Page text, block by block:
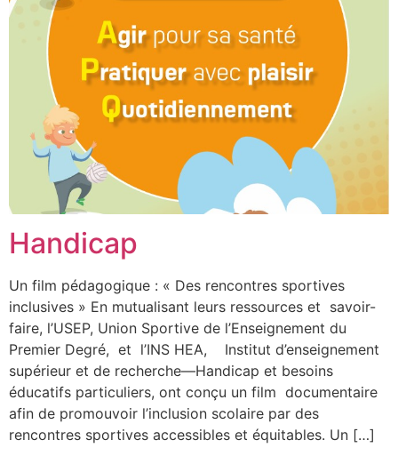
Handicap
Un film pédagogique : « Des rencontres sportives
inclusives » En mutualisant leurs ressources et savoir-
faire, l’USEP, Union Sportive de l’Enseignement du
Premier Degré, et l’INS HEA, Institut d’enseignement
supérieur et de recherche—Handicap et besoins
éducatifs particuliers, ont conçu un film documentaire
afin de promouvoir l’inclusion scolaire par des
rencontres sportives accessibles et équitables. Un […]